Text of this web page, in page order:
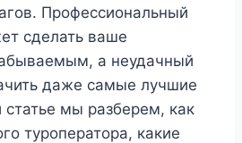
Профессиональный
сделать ваше
а неудачный
даже самые лучшие
мы разберем, как
туроператора, какие